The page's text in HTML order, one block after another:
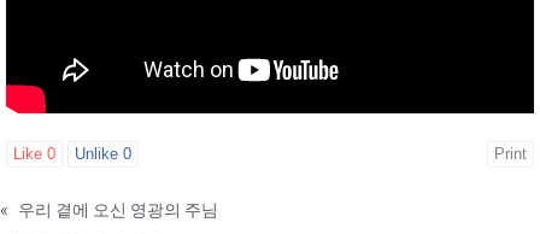
Like 0 Unlike 0 Print
«
우리 곁에 오신 영광의 주님